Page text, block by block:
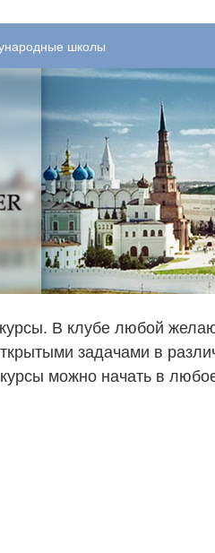
школы
В клубе любой
задачами в
можно начать в